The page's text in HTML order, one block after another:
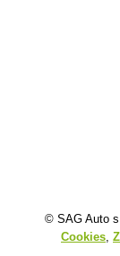
© SAG Auto
Cookies,